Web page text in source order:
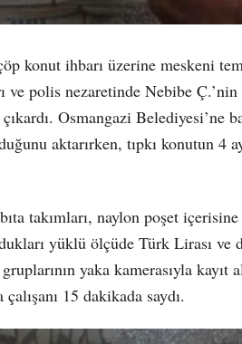
konut ihbarı üzerine meskeni
polis nezaretinde Nebibe
Osmangazi Belediyesi’ne
aktarırken, tıpkı konutun 4
takımları, naylon poşet
yüklü ölçüde Türk Lirası ve
yaka kamerasıyla kayıt
15 dakikada saydı.